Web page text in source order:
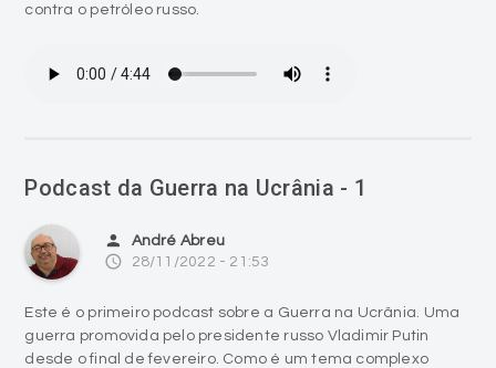
contra o petróleo russo.
Podcast da Guerra na Ucrânia - 1
person André Abreu
access_time 28/11/2022 - 21:53
Este é o primeiro podcast sobre a Guerra na Ucrânia. Uma
guerra promovida pelo presidente russo Vladimir Putin
desde o final de fevereiro. Como é um tema complexo